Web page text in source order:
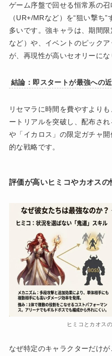
ゲーム序盤で回せる恒常系の
（UR+/MRなど）を“狙い撃ち
多いです。強キャラは、期間
など）や、イベントのピック
が、再現性が高いセオリーにな
結論：即スタートが最強への
リセマラに時間を費やすより
ートリアルを突破し、配布さ
や「イカロス」の限定ガチャ
的な戦略です。
評価が高いヒミコやカオスの
ヒミコとカオス
なぜ特定のキャラクターだけ